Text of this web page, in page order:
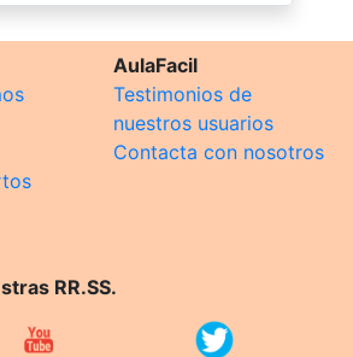
AulaFacil
Testimonios de
nuestros usuarios
Contacta con nosotros
RR.SS.